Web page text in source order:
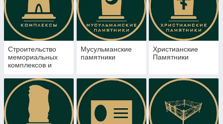
Строительство
мемориальных
комплексов и
Мусульманские
памятники
Христианские
Памятники